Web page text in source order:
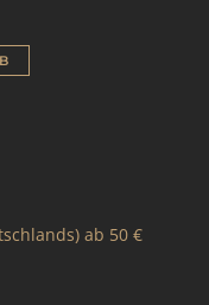
ab 50 €